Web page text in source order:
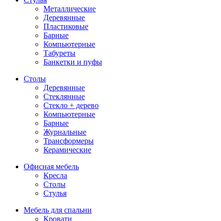
Металлические
Деревянные
Пластиковые
Барные
Компьютерные
Табуреты
Банкетки и пуфы
Столы
Деревянные
Стеклянные
Стекло + дерево
Компьютерные
Барные
Журнальные
Трансформеры
Керамические
Офисная мебель
Кресла
Столы
Стулья
Мебель для спальни
Кровати